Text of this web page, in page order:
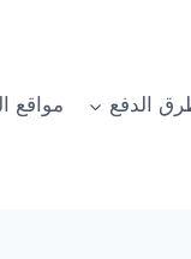
الدفع مواقع